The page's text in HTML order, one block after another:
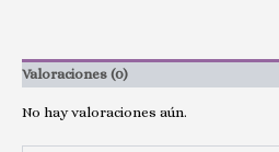
Valoraciones (0)
No hay valoraciones aún.